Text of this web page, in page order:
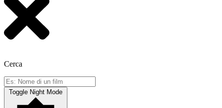
Cerca
Toggle Night Mode